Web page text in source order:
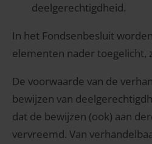
deelgerechtigdheid.
In het Fondsenbesluit
elementen nader toegelicht,
De voorwaarde van de
bewijzen van
dat de bewijzen (ook) aan
vervreemd. Van